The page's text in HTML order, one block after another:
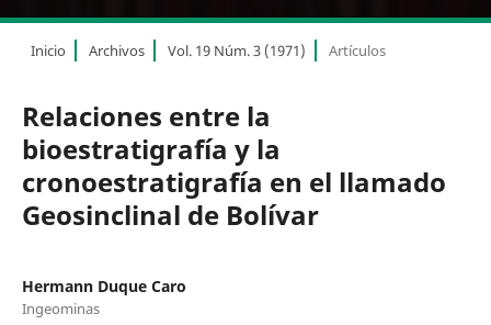
Inicio Archivos Vol. 19 Núm. 3 (1971) Artículos
Relaciones entre la
bioestratigrafía y la
cronoestratigrafía en el llamado
Geosinclinal de Bolívar
Hermann Duque Caro
Ingeominas